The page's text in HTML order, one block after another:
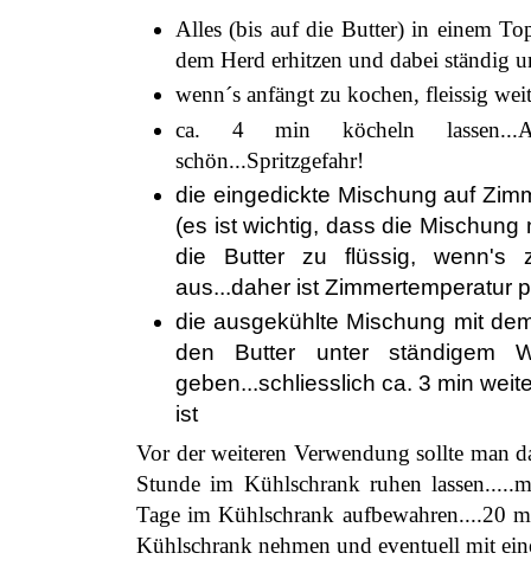
Alles (bis auf die Butter) in einem
dem Herd erhitzen und dabei ständig
wenn´s anfängt zu kochen, fleissig
ca. 4 min köcheln
schön...Spritzgefahr!
die eingedickte Mischung auf
(es ist wichtig, dass die Mischung
die Butter zu flüssig, wenn's
aus...daher ist Zimmertemperatur
die ausgekühlte Mischung mit
den Butter unter ständigem
geben...schliesslich ca. 3 min
ist
Vor der weiteren Verwendung sollte man
Stunde im Kühlschrank ruhen
Tage im Kühlschrank aufbewahren....20
Kühlschrank nehmen und eventuell mit